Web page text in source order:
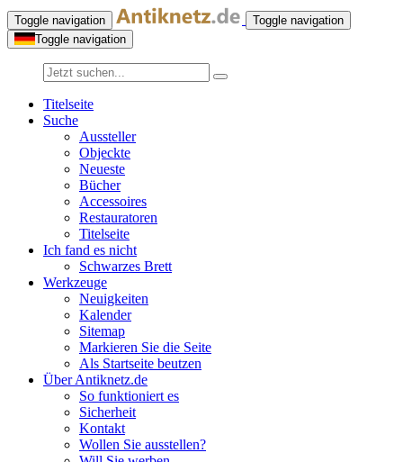
Toggle navigation
Toggle navigation
Toggle navigation
Titelseite
Suche
Aussteller
Objeckte
Neueste
Bücher
Accessoires
Restauratoren
Titelseite
Ich fand es nicht
Schwarzes Brett
Werkzeuge
Neuigkeiten
Kalender
Sitemap
Markieren Sie die Seite
Als Startseite beutzen
Über Antiknetz.de
So funktioniert es
Sicherheit
Kontakt
Wollen Sie ausstellen?